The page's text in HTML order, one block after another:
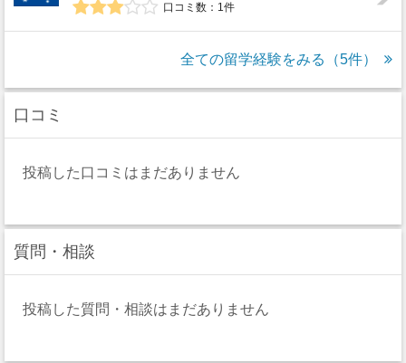
口コミ数：1件
全ての留学経験をみる（5件）
口コミ
投稿した口コミはまだありません
質問・相談
投稿した質問・相談はまだありません